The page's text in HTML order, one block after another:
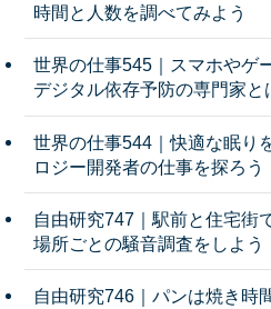
時間と人数を調べてみよう
世界の仕事545｜スマホやゲ
デジタル依存予防の専門家と
世界の仕事544｜快適な眠り
ロジー開発者の仕事を探ろう
自由研究747｜駅前と住宅街
場所ごとの騒音調査をしよう
自由研究746｜パンは焼き時